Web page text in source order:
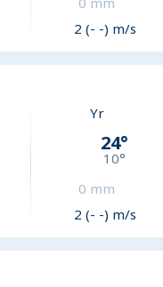
2 (- -) m/s
Yr
24°
10°
0 mm
2 (- -) m/s